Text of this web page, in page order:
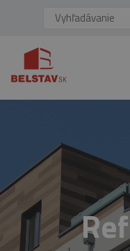
Vyhľadávanie: